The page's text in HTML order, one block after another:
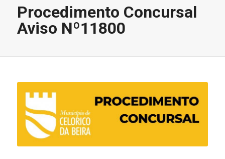
Procedimento Concursal
Aviso Nº11800